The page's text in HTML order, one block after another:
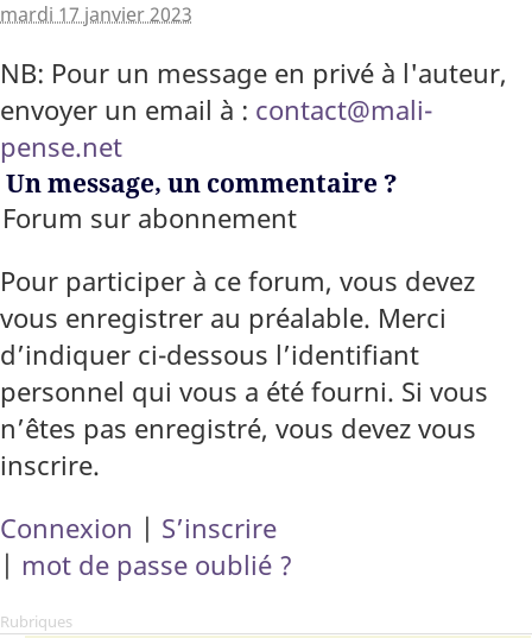
mardi 17 janvier 2023
NB: Pour un message en privé à l'auteur,
envoyer un email à : contact@mali-
pense.net
Un message, un commentaire ?
Forum sur abonnement
Pour participer à ce forum, vous devez
vous enregistrer au préalable. Merci
d’indiquer ci-dessous l’identifiant
personnel qui vous a été fourni. Si vous
n’êtes pas enregistré, vous devez vous
inscrire.
Connexion | S’inscrire
| mot de passe oublié ?
Rubriques